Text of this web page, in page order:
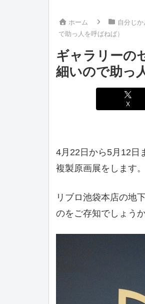
ホーム 自分じか
で助っ人を呼ばねば）
ギャラリーの
細いので助っ
X
4月22日から5月12日
複製原画展をします。
リブロ池袋本店の地
のをご存知でしょうか